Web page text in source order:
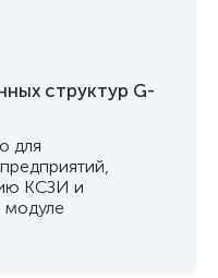
структур G-
для
КСЗИ и